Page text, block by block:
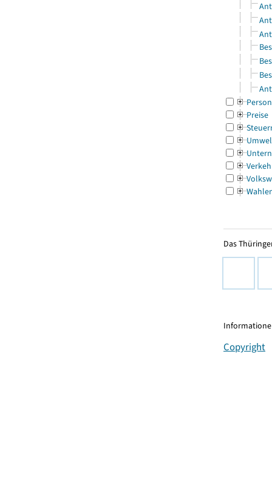
Preise
Das
Copyright